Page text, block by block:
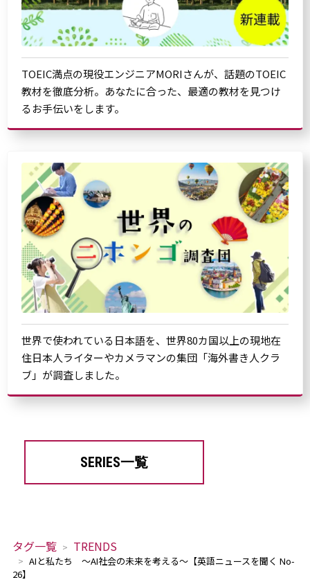
TOEIC満点の現役エンジニアMORIさんが、話題のTOEIC
教材を徹底分析。あなたに合った、最適の教材を見つけ
るお手伝いをします。
世界で使われている日本語を、世界80カ国以上の現地在
住日本人ライターやカメラマンの集団「海外書き人クラ
ブ」が調査しました。
SERIES一覧
タグ一覧 TRENDS
AIと私たち ～AI社会の未来を考える～【英語ニュースを聞く No-
26】